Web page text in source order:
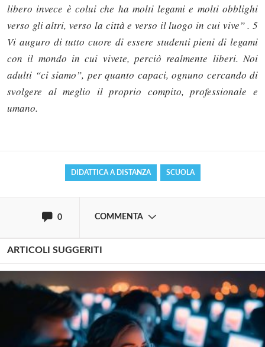
libero invece è colui che ha molti legami e molti obblighi
verso gli altri, verso la città e verso il luogo in cui vive” . 5
Vi auguro di tutto cuore di essere studenti pieni di legami
con il mondo in cui vivete, perciò realmente liberi. Noi
adulti “ci siamo”, per quanto capaci, ognuno cercando di
svolgere al meglio il proprio compito, professionale e
umano.
DIDATTICA A DISTANZA SCUOLA
0 COMMENTA
Solo gli utenti registrati possono
commentare!
ARTICOLI SUGGERITI